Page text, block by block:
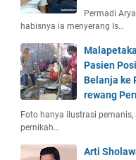
Permadi
habisnya ia menyerang Is…
Pasien
Belanja ke
rewang
Foto hanya ilustrasi pemanis,
pernikah…
Arti